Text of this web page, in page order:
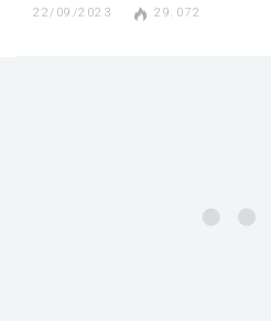
22/09/2023 29.072